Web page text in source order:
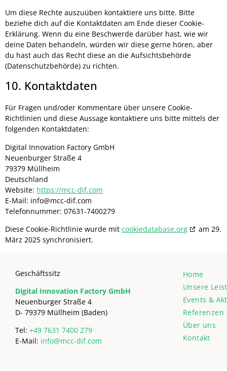
Um diese Rechte auszuüben kontaktiere uns bitte. Bitte
beziehe dich auf die Kontaktdaten am Ende dieser Cookie-
Erklärung. Wenn du eine Beschwerde darüber hast, wie wir
deine Daten behandeln, würden wir diese gerne hören, aber
du hast auch das Recht diese an die Aufsichtsbehörde
(Datenschutzbehörde) zu richten.
10. Kontaktdaten
Für Fragen und/oder Kommentare über unsere Cookie-
Richtlinien und diese Aussage kontaktiere uns bitte mittels der
folgenden Kontaktdaten:
Digital Innovation Factory GmbH
Neuenburger Straße 4
79379 Müllheim
Deutschland
Website: https://mcc-dif.com
E-Mail: info@mcc-dif.com
Telefonnummer: 07631-7400279
Diese Cookie-Richtlinie wurde mit cookiedatabase.org
am 29.
März 2025 synchronisiert.
Geschäftssitz
Digital Innovation Factory GmbH
Neuenburger Straße 4
D- 79379 Müllheim (Baden)
Tel: +49 7631 7400 279
E-Mail: info@mcc-dif.com
Home
Unsere
Events &
Referenzen
Über uns
Kontakt